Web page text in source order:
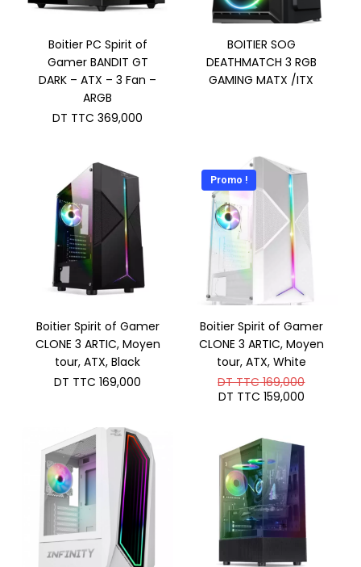
Boitier PC Spirit of
Gamer BANDIT GT
DARK – ATX – 3 Fan –
ARGB
DT TTC 369,000
BOITIER SOG
DEATHMATCH 3 RGB
GAMING MATX /ITX
Boitier Spirit of Gamer
CLONE 3 ARTIC, Moyen
tour, ATX, Black
DT TTC 169,000
Promo !
Boitier Spirit of Gamer
CLONE 3 ARTIC, Moyen
tour, ATX, White
DT TTC169,000Le
TTC
DT TTC 159,000Le
DT
TTC